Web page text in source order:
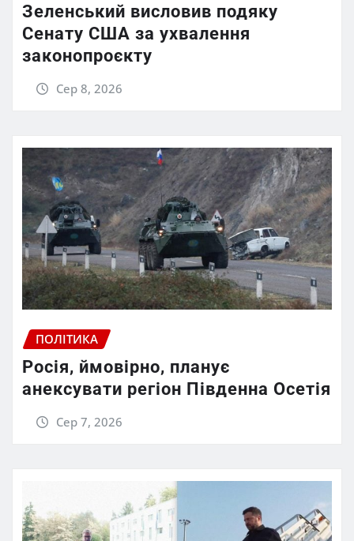
Зеленський висловив подяку
Сенату США за ухвалення
законопроєкту
Сер 8, 2026
ПОЛІТИКА
Росія, ймовірно, планує
анексувати регіон Південна Осетія
Сер 7, 2026